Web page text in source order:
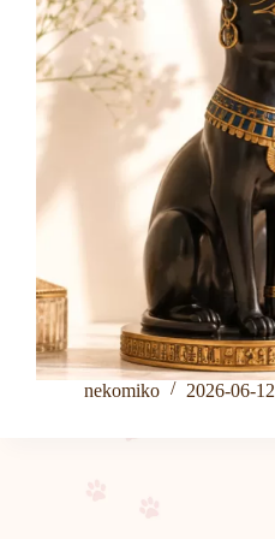
nekomiko 2026-06-12